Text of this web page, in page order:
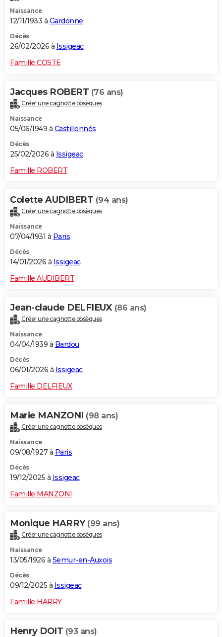
Naissance
12/11/1933 à Gardonne
Décès
26/02/2026 à Issigeac
Famille COSTE
Jacques ROBERT (76 ans)
Créer une cagnotte obsèques
Naissance
05/06/1949 à Castillonnès
Décès
25/02/2026 à Issigeac
Famille ROBERT
Colette AUDIBERT (94 ans)
Créer une cagnotte obsèques
Naissance
07/04/1931 à Paris
Décès
14/01/2026 à Issigeac
Famille AUDIBERT
Jean-claude DELFIEUX (86 ans)
Créer une cagnotte obsèques
Naissance
04/04/1939 à Bardou
Décès
06/01/2026 à Issigeac
Famille DELFIEUX
Marie MANZONI (98 ans)
Créer une cagnotte obsèques
Naissance
09/08/1927 à Paris
Décès
19/12/2025 à Issigeac
Famille MANZONI
Monique HARRY (99 ans)
Créer une cagnotte obsèques
Naissance
13/05/1926 à Semur-en-Auxois
Décès
09/12/2025 à Issigeac
Famille HARRY
Henry DOIT (93 ans)